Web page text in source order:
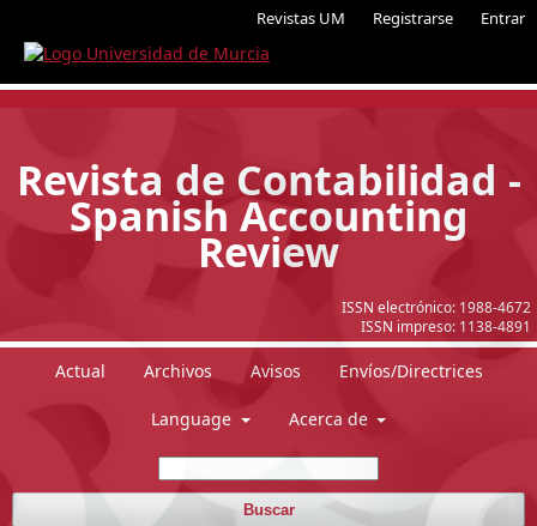
Revistas UM Registrarse Entrar
ISSN electrónico: 1988-4672
ISSN impreso: 1138-4891
Revista de Contabilidad -
Spanish Accounting
Review
Actual Archivos Avisos Envíos/Directrices
Language Acerca de
Buscar